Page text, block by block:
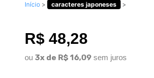
Início > caracteres japoneses >
R$ 48,28
ou 3x de R$ 16,09 sem juros